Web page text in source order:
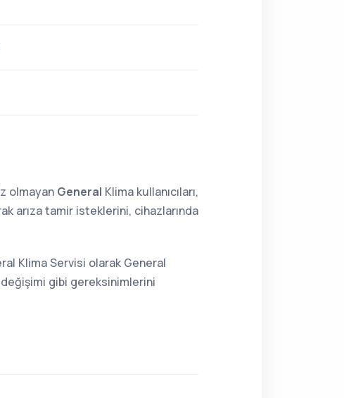
olmayan General Klima kullanıcıları,
arıza tamir isteklerini, cihazlarında
Klima Servisi olarak General
değişimi gibi gereksinimlerini